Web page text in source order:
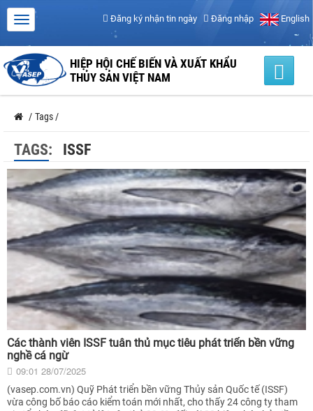
Đăng ký nhận tin ngày Đăng nhập English
HIỆP HỘI CHẾ BIẾN VÀ XUẤT KHẨU
THỦY SẢN VIỆT NAM
/ Tags /
TAGS: ISSF
Các thành viên ISSF tuân thủ mục tiêu phát triển bền vững
nghề cá ngừ
09:01 28/07/2025
(vasep.com.vn) Quỹ Phát triển bền vững Thủy sản Quốc tế (ISSF)
vừa công bố báo cáo kiểm toán mới nhất, cho thấy 24 công ty tham